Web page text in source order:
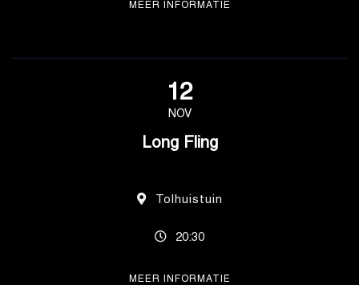
MEER INFORMATIE
12
NOV
Long Fling
Tolhuistuin
20:30
MEER INFORMATIE